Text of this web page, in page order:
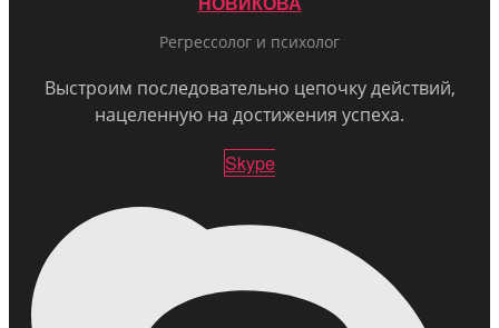
НОВИКОВА
Регрессолог и психолог
Выстроим последовательно цепочку действий,
нацеленную на достижения успеха.
Skype